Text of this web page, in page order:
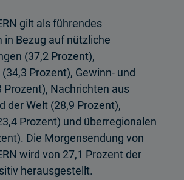
gilt als führendes
in Bezug auf nützliche
(37,2 Prozent),
Prozent), Gewinn- und
Prozent), Nachrichten aus
der Welt (28,9 Prozent),
Prozent) und überregionalen
Die Morgensendung von
wird von 27,1 Prozent der
herausgestellt.